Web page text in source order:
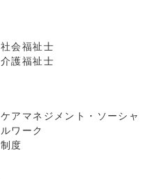
社会福祉士
介護福祉士
ケアマネジメント・ソーシャ
ルワーク
制度